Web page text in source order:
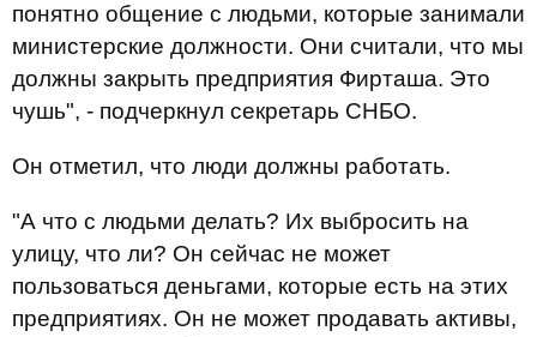
понятно общение с людьми, которые занимали
министерские должности. Они считали, что мы
должны закрыть предприятия Фирташа. Это
чушь", - подчеркнул секретарь СНБО.
Он отметил, что люди должны работать.
"А что с людьми делать? Их выбросить на
улицу, что ли? Он сейчас не может
пользоваться деньгами, которые есть на этих
предприятиях. Он не может продавать активы,